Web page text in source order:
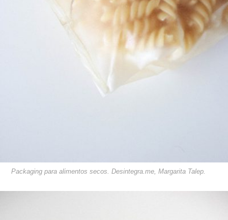
Packaging para alimentos secos. Desintegra.me, Margarita Talep.